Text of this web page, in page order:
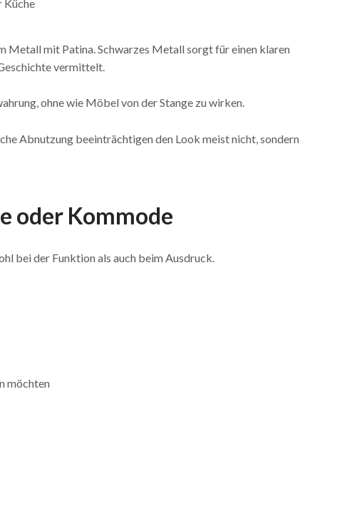
Küche
Metall mit Patina. Schwarzes Metall sorgt für einen klaren
vermittelt.
ohne wie Möbel von der Stange zu wirken.
Abnutzung beeinträchtigen den Look meist nicht, sondern
oder Kommode
bei der Funktion als auch beim Ausdruck.
möchten